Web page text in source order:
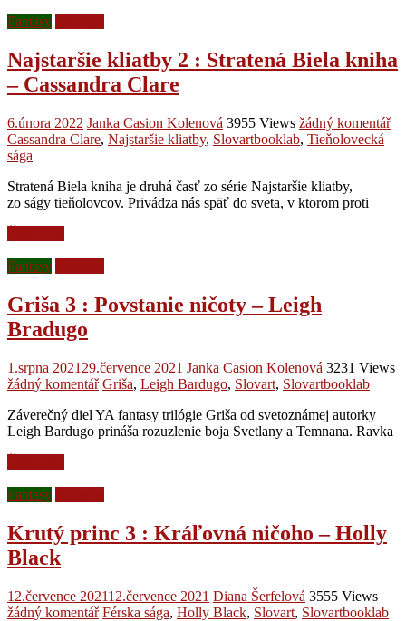
Fantasy
Najstaršie kliatby 2 : Stratená Biela kniha
– Cassandra Clare
6.února 2022 Janka Casion Kolenová 3955 Views žádný komentář
Cassandra Clare, Najstaršie kliatby, Slovartbooklab, Tieňolovecká
sága
Stratená Biela kniha je druhá časť zo série Najstaršie kliatby,
zo ságy tieňolovcov. Privádza nás späť do sveta, v ktorom proti
Fantasy
Griša 3 : Povstanie ničoty – Leigh
Bradugo
1.srpna 2021 29.července 2021 Janka Casion Kolenová 3231 Views
žádný komentář Griša, Leigh Bardugo, Slovart, Slovartbooklab
Záverečný diel YA fantasy trilógie Griša od svetoznámej autorky
Leigh Bardugo prináša rozuzlenie boja Svetlany a Temnana. Ravka
Fantasy
Krutý princ 3 : Kráľovná ničoho – Holly
Black
12.července 202112.července 2021 Diana Šerfelová 3555 Views
žádný komentář Férska sága, Holly Black, Slovart, Slovartbooklab